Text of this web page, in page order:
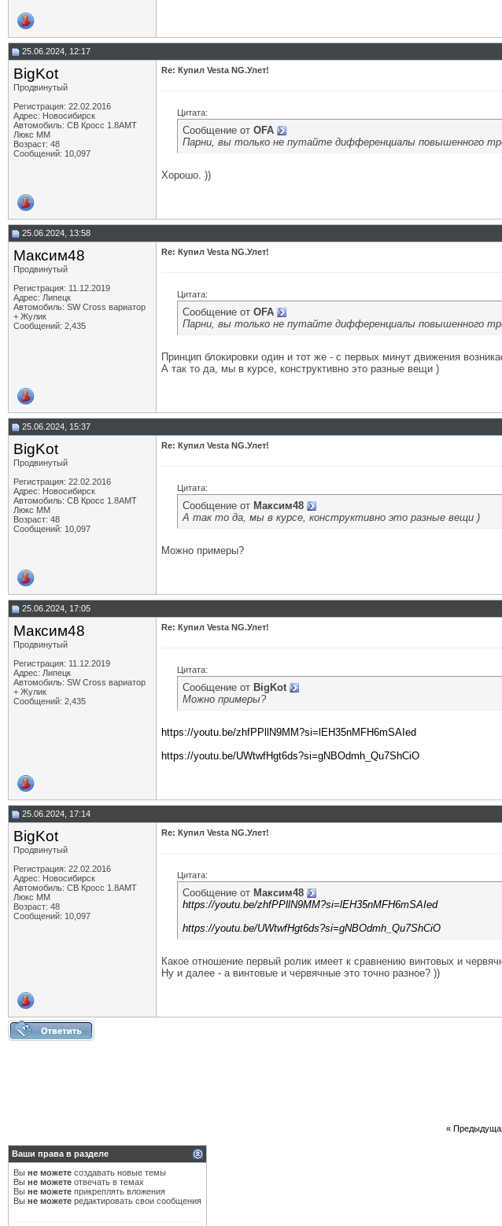
25.06.2024, 12:17
BigKot
Продвинутый
Регистрация: 22.02.2016
Адрес: Новосибирск
Автомобиль: СВ Кросс 1.8АМТ
Люкс ММ
Возраст: 48
Сообщений: 10,097
Re: Купил Vesta NG.Улет!
Цитата:
Сообщение от OFA
Парни, вы только не путайте дифференциалы повышенного
Хорошо. ))
25.06.2024, 13:58
Максим48
Продвинутый
Регистрация: 11.12.2019
Адрес: Липецк
Автомобиль: SW Cross вариатор
+ Жулик
Сообщений: 2,435
Re: Купил Vesta NG.Улет!
Цитата:
Сообщение от OFA
Парни, вы только не путайте дифференциалы повышенного
Принцип блокировки один и тот же - с первых минут движения
А так то да, мы в курсе, конструктивно это разные вещи )
25.06.2024, 15:37
BigKot
Продвинутый
Регистрация: 22.02.2016
Адрес: Новосибирск
Автомобиль: СВ Кросс 1.8АМТ
Люкс ММ
Возраст: 48
Сообщений: 10,097
Re: Купил Vesta NG.Улет!
Цитата:
Сообщение от Максим48
А так то да, мы в курсе, конструктивно это разные вещи )
Можно примеры?
25.06.2024, 17:05
Максим48
Продвинутый
Регистрация: 11.12.2019
Адрес: Липецк
Автомобиль: SW Cross вариатор
+ Жулик
Сообщений: 2,435
Re: Купил Vesta NG.Улет!
Цитата:
Сообщение от BigKot
Можно примеры?
https://youtu.be/zhfPPllN9MM?si=lEH35nMFH6mSAIed
https://youtu.be/UWtwfHgt6ds?si=gNBOdmh_Qu7ShCiO
25.06.2024, 17:14
BigKot
Продвинутый
Регистрация: 22.02.2016
Адрес: Новосибирск
Автомобиль: СВ Кросс 1.8АМТ
Люкс ММ
Возраст: 48
Сообщений: 10,097
Re: Купил Vesta NG.Улет!
Цитата:
Сообщение от Максим48
https://youtu.be/zhfPPllN9MM?si=lEH35nMFH6mSAIed
https://youtu.be/UWtwfHgt6ds?si=gNBOdmh_Qu7ShCiO
Какое отношение первый ролик имеет к сравнению винтовых и
Ну и далее - а винтовые и червячные это точно разное? ))
«
Ваши права в разделе
Вы не можете создавать новые темы
Вы не можете отвечать в темах
Вы не можете прикреплять вложения
Вы не можете редактировать свои сообщения